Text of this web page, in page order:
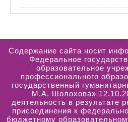
Содержание сайта носит
Федеральное
образовательное
профессионального
государственный
М.А. Шолохова»
деятельность в результате
присоединения к
бюджетному